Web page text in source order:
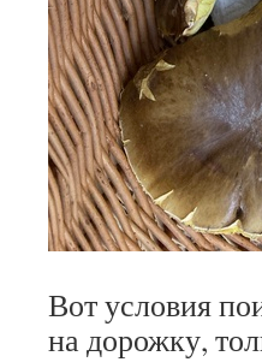
Вот условия
на дорожку,